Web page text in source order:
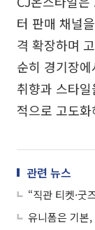
터 판매 채널
격 확장하며
순히 경기장
취향과 스타
적으로 고도
관련 뉴스